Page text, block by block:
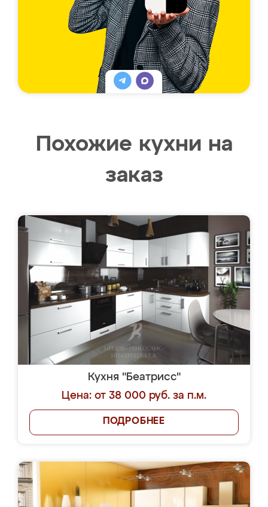
Похожие кухни на
заказ
Кухня "Беатрисс"
Цена: от 38 000 руб. за п.м.
ПОДРОБНЕЕ